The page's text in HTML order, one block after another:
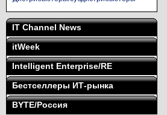
IT Channel News
itWeek
Intelligent Enterprise/RE
Бестселлеры ИТ-рынка
BYTE/Россия